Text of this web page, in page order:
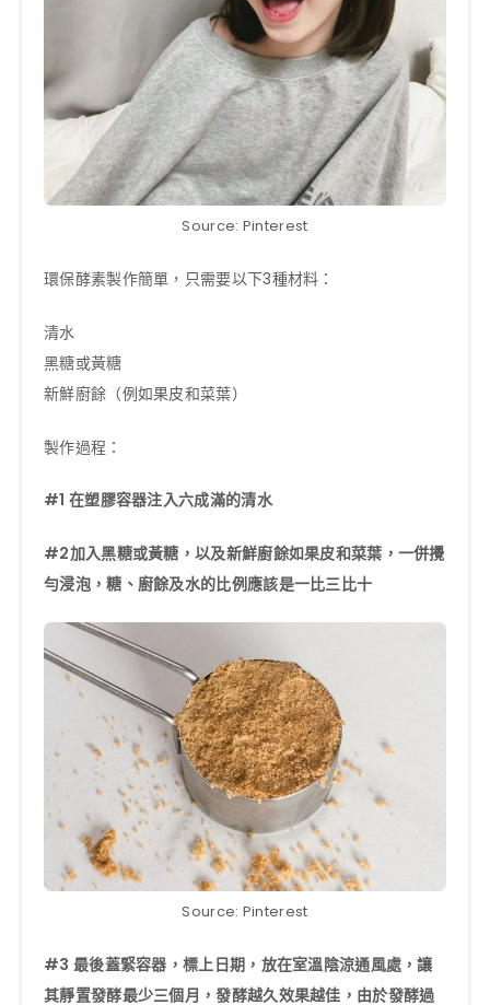
Source: Pinterest
環保酵素製作簡單，只需要以下3種材料：
清水
黑糖或黃糖
新鮮廚餘（例如果皮和菜葉）
製作過程：
#1 在塑膠容器注入六成滿的清水
#2加入黑糖或黃糖，以及新鮮廚餘如果皮和菜葉，一併攪
勻浸泡，糖、廚餘及水的比例應該是一比三比十
Source: Pinterest
#3 最後蓋緊容器，標上日期，放在室溫陰涼通風處，讓
其靜置發酵最少三個月，發酵越久效果越佳，由於發酵過